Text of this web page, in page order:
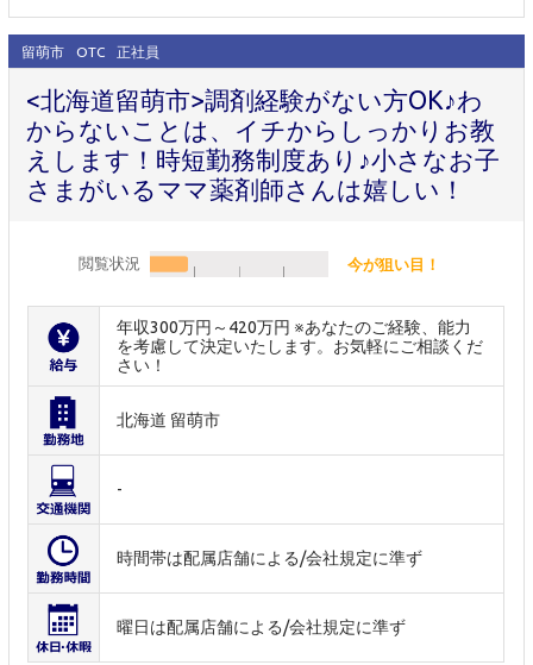
留萌市 OTC 正社員
<北海道留萌市>調剤経験がない方OK♪わ
からないことは、イチからしっかりお教
えします！時短勤務制度あり♪小さなお子
さまがいるママ薬剤師さんは嬉しい！
閲覧状況 今が狙い目！
年収300万円～420万円 ※あなたのご経験、能力
を考慮して決定いたします。お気軽にご相談くだ
さい！
北海道 留萌市
-
時間帯は配属店舗による/会社規定に準ず
曜日は配属店舗による/会社規定に準ず